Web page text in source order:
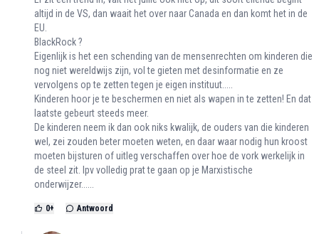
altijd in de VS, dan waait het over naar Canada en dan komt het in de
EU.
BlackRock ?
Eigenlijk is het een schending van de mensenrechten om kinderen die
nog niet wereldwijs zijn, vol te gieten met desinformatie en ze
vervolgens op te zetten tegen je eigen instituut.....
Kinderen hoor je te beschermen en niet als wapen in te zetten! En dat
laatste gebeurt steeds meer.
De kinderen neem ik dan ook niks kwalijk, de ouders van die kinderen
wel, zei zouden beter moeten weten, en daar waar nodig hun kroost
moeten bijsturen of uitleg verschaffen over hoe de vork werkelijk in
de steel zit. Ipv volledig prat te gaan op je Marxistische
onderwijzer......
0+ Antwoord